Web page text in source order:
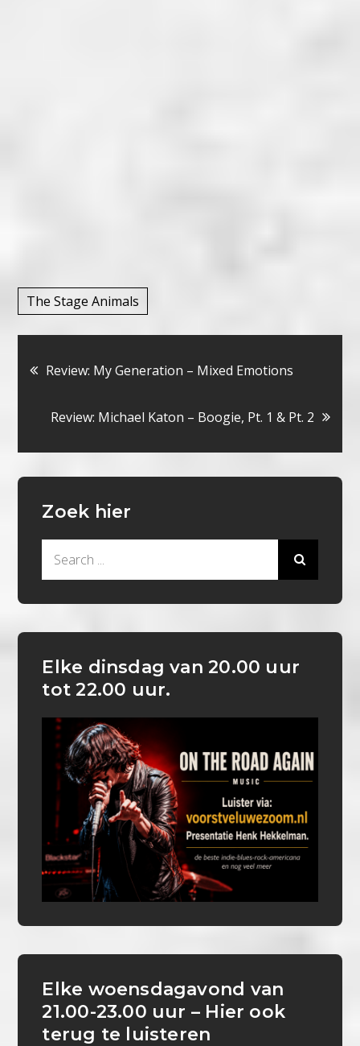
The Stage Animals
Bericht
navigatie
Review: My Generation – Mixed Emotions
Review: Michael Katon – Boogie, Pt. 1 & Pt. 2
Zoek hier
Elke dinsdag van 20.00 uur
tot 22.00 uur.
Elke woensdagavond van
21.00-23.00 uur – Hier ook
terug te luisteren